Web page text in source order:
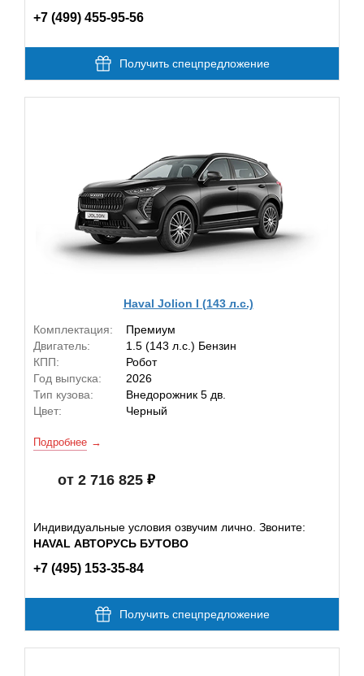
+7 (499) 455-95-56
Получить спецпредложение
Haval Jolion I (143 л.с.)
Комплектация:
Премиум
Двигатель:
1.5 (143 л.с.) Бензин
КПП:
Робот
Год выпуска:
2026
Тип кузова:
Внедорожник 5 дв.
Цвет:
Черный
Подробнее
от 2 716 825
Индивидуальные условия озвучим лично. Звоните:
HAVAL АВТОРУСЬ БУТОВО
+7 (495) 153-35-84
Получить спецпредложение